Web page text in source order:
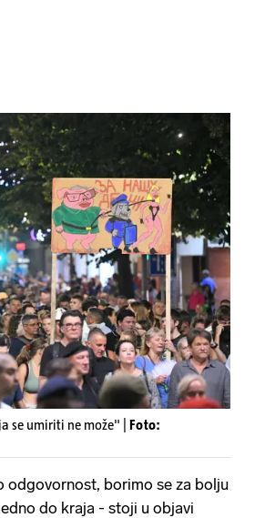
se umiriti ne može" | Foto:
odgovornost, borimo se za bolju
do kraja - stoji u objavi